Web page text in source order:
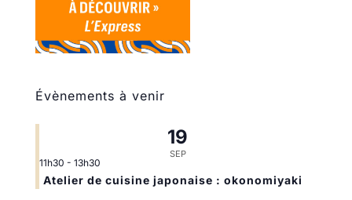
Évènements à venir
19
SEP
11h30 - 13h30
Atelier de cuisine japonaise : okonomiyaki